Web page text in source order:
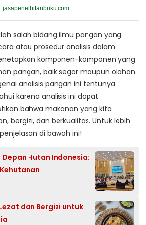
jasapenerbitanbuku.com
salah bidang ilmu pangan yang
atau prosedur analisis dalam
komponen-komponen yang
pangan, baik segar maupun olahan.
analisis pangan ini tentunya
karena analisis ini dapat
bahwa makanan yang kita
bergizi, dan berkualitas. Untuk lebih
di bawah ini!
Hutan Indonesia:
Kehutanan
dan Bergizi untuk